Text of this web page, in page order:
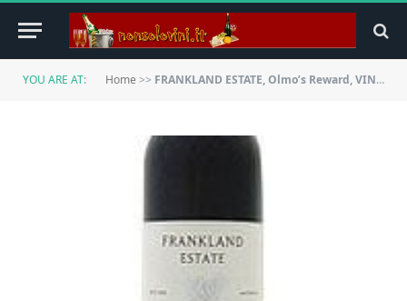
YOU ARE AT: Home >> FRANKLAND ESTATE, Olmo’s Reward, VINO ROSSO (confezione da 12 bottiglie da 75cl) Australia